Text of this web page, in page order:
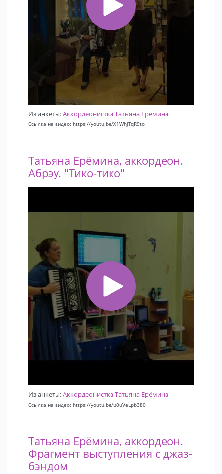
Из анкеты:Аккордеонистка Татьяна Ерёмина
Ссылка на видео: https://youtu.be/X1WhjTqR9to
Татьяна Ерёмина, аккордеон.
Абрэу. "Тико-тико"
Из анкеты:Аккордеонистка Татьяна Ерёмина
Ссылка на видео: https://youtu.be/u0uVeLpb380
Татьяна Ерёмина, аккордеон.
Фрагмент выступления с джаз-
бэндом